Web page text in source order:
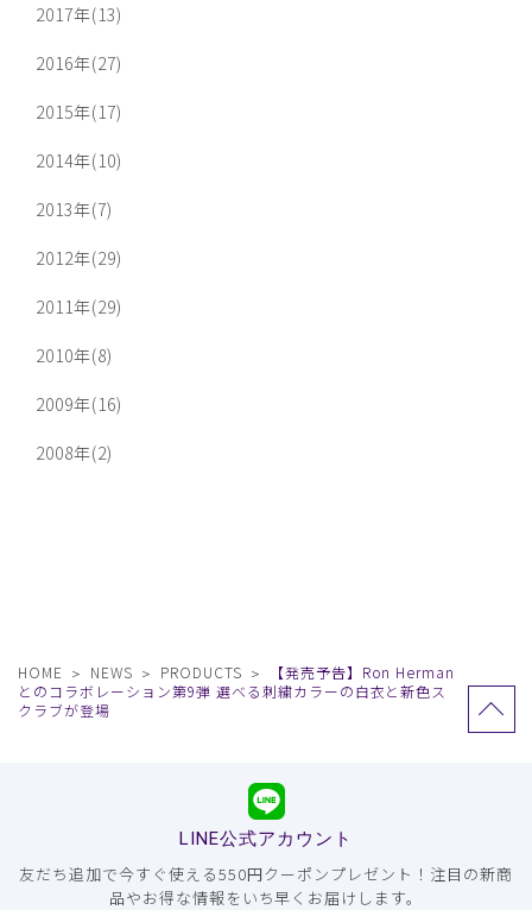
2017年(13)
2016年(27)
2015年(17)
2014年(10)
2013年(7)
2012年(29)
2011年(29)
2010年(8)
2009年(16)
2008年(2)
HOME NEWS PRODUCTS
【発売予告】Ron Herman
とのコラボレーション第9弾 選べる刺繍カラーの白衣と新色ス
クラブが登場
LINE公式アカウント
友だち追加で今すぐ使える550円クーポンプレゼント！注目の新商
品やお得な情報をいち早くお届けします。